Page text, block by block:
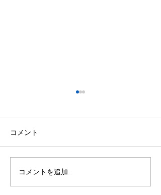
ルスデランパラ ボールタ
ッチチャレンジをスター
コメント
コメントを追加…